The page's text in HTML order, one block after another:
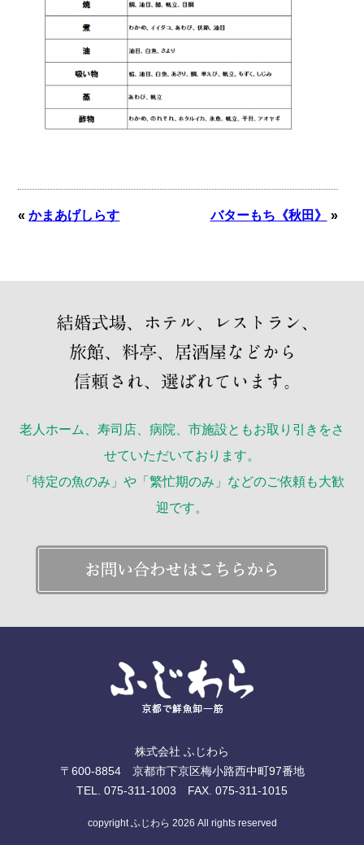
«かまあげしらす バターもち《秋田》 »
老人ホーム、寿司店、病院、市施設ともお取り引きをさ
せていただいております。
「特定の魚のみ」や「繁忙期のみ」などのご依頼も大歓
迎です。
株式会社 ふじわら
〒600-8854 京都市下京区梅小路西中町97番地
TEL. 075-311-1003 FAX. 075-311-1015
copyright ふじわら 2026 All rights reserved